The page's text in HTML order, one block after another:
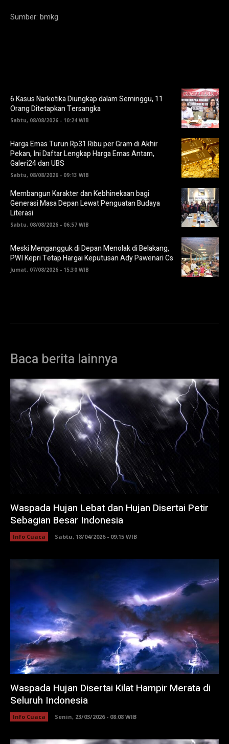
Sumber: bmkg
6 Kasus Narkotika Diungkap dalam Seminggu, 11
Orang Ditetapkan Tersangka
Sabtu, 08/08/2026 - 10:24 WIB
Harga Emas Turun Rp31 Ribu per Gram di Akhir
Pekan, Ini Daftar Lengkap Harga Emas Antam,
Galeri24 dan UBS
Sabtu, 08/08/2026 - 09:13 WIB
Membangun Karakter dan Kebhinekaan bagi
Generasi Masa Depan Lewat Penguatan Budaya
Literasi
Sabtu, 08/08/2026 - 06:57 WIB
Meski Mengangguk di Depan Menolak di Belakang,
PWI Kepri Tetap Hargai Keputusan Ady Pawenari Cs
Jumat, 07/08/2026 - 15:30 WIB
Baca berita lainnya
Waspada Hujan Lebat dan Hujan Disertai Petir
Sebagian Besar Indonesia
Info Cuaca Sabtu, 18/04/2026 - 09:15 WIB
Waspada Hujan Disertai Kilat Hampir Merata di
Seluruh Indonesia
Info Cuaca Senin, 23/03/2026 - 08:08 WIB